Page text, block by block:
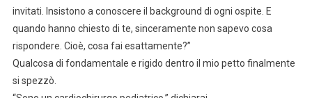
invitati. Insistono a conoscere il background di ogni ospite. E
quando hanno chiesto di te, sinceramente non sapevo cosa
rispondere. Cioè, cosa fai esattamente?”
Qualcosa di fondamentale e rigido dentro il mio petto finalmente
si spezzò.